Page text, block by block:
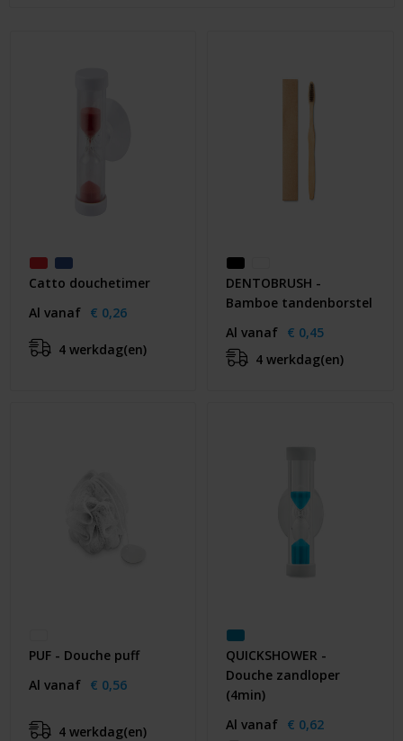
Auto & Veiligheid
Paraplu's
Catto douchetimer
Al vanaf € 0,26
4 werkdag(en)
DENTOBRUSH -
Bamboe tandenborstel
Al vanaf € 0,45
4 werkdag(en)
PUF - Douche puff
Al vanaf € 0,56
4 werkdag(en)
QUICKSHOWER -
Douche zandloper
(4min)
Al vanaf € 0,62